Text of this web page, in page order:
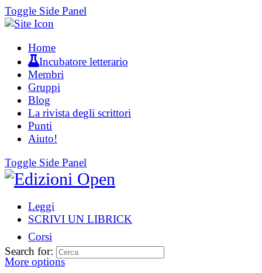
Toggle Side Panel
Home
Incubatore letterario
Membri
Gruppi
Blog
La rivista degli scrittori
Punti
Aiuto!
Toggle Side Panel
Leggi
SCRIVI UN LIBRICK
Corsi
More options
Search for: